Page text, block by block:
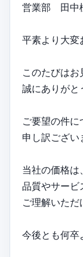
営業部 田中
平素より大変
このたびはお
誠にありがと
ご要望の件に
申し訳ござい
当社の価格は、
品質やサービ
ご理解いただ
今後とも何卒